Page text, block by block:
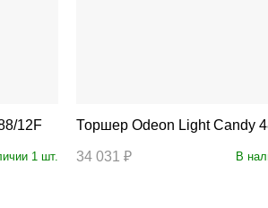
12F
1 шт.
Торшер Odeon Light
34 031 ₽ В